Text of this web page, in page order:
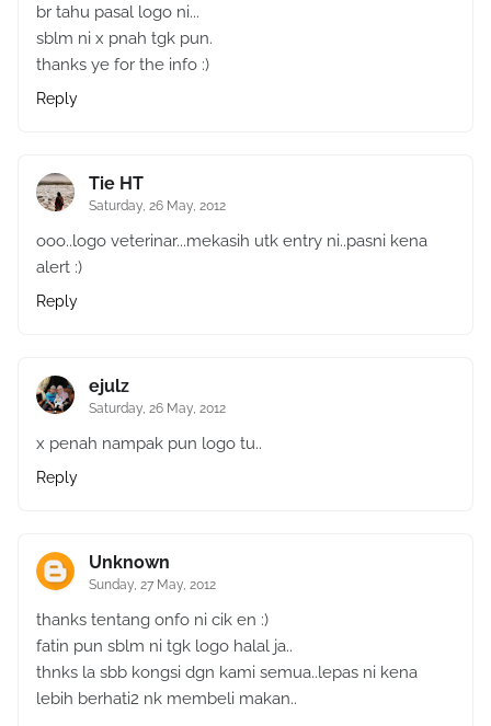
br tahu pasal logo ni...
sblm ni x pnah tgk pun.
thanks ye for the info :)
Reply
Tie HT
Saturday, 26 May, 2012
ooo..logo veterinar...mekasih utk entry ni..pasni kena
alert :)
Reply
ejulz
Saturday, 26 May, 2012
x penah nampak pun logo tu..
Reply
Unknown
Sunday, 27 May, 2012
thanks tentang onfo ni cik en :)
fatin pun sblm ni tgk logo halal ja..
thnks la sbb kongsi dgn kami semua..lepas ni kena
lebih berhati2 nk membeli makan..